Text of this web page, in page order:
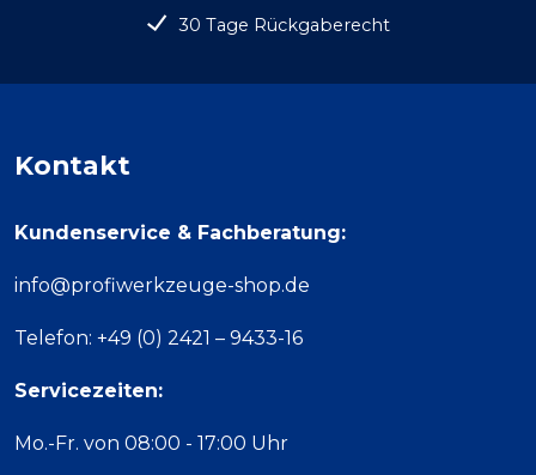
30 Tage Rückgaberecht
Kontakt
Kundenservice & Fachberatung:
info@profiwerkzeuge-shop.de
Telefon: +49 (0) 2421 – 9433-16
Servicezeiten:
Mo.-Fr. von 08:00 - 17:00 Uhr